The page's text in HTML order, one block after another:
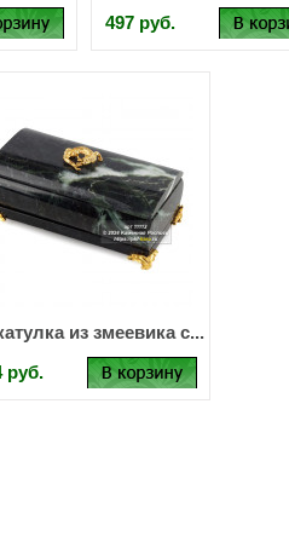
497 руб.
из змеевика с...
руб.